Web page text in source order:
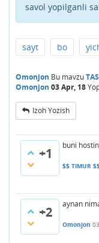
savol yopilganli
sayt bo
Omonjon Bu mavzu
Omonjon 03 Apr, 18
Izoh Yozish
+1
buni
$$ TIMUR
+2
aynan
Omonjon